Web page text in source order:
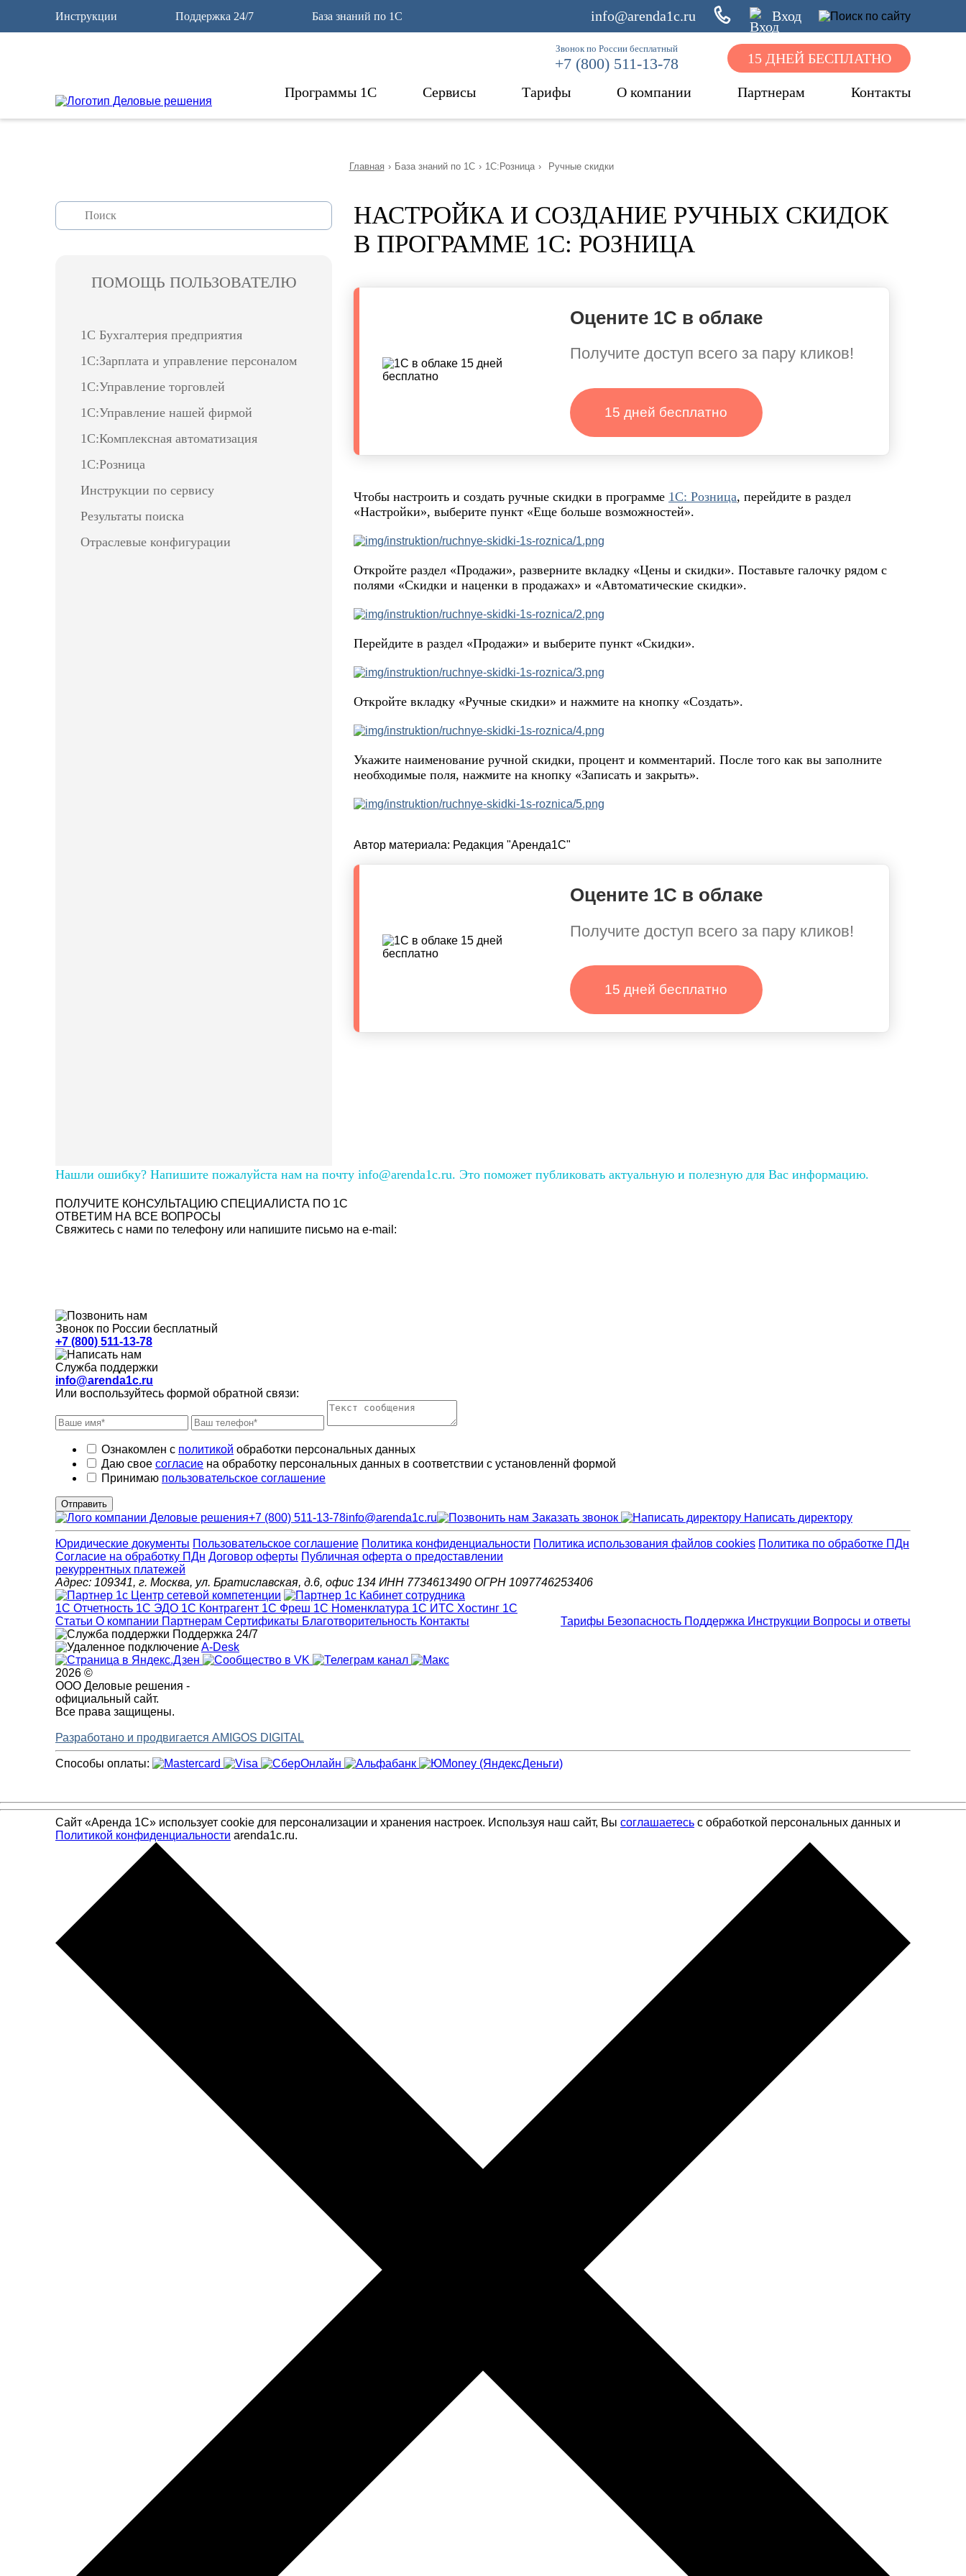
Инструкции Поддержка 24/7 База знаний по 1С info@arenda1c.ru Вход
Звонок по России бесплатный
+7 (800) 511-13-78 15 ДНЕЙ БЕСПЛАТНО
Программы 1С Сервисы Тарифы О компании Партнерам Контакты
Главная › База знаний по 1С › 1С:Розница › Ручные скидки
ПОМОЩЬ ПОЛЬЗОВАТЕЛЮ
1С Бухгалтерия предприятия
1С:Зарплата и управление персоналом
1С:Управление торговлей
1С:Управление нашей фирмой
1С:Комплексная автоматизация
1С:Розница
Инструкции по сервису
Результаты поиска
Отраслевые конфигурации
НАСТРОЙКА И СОЗДАНИЕ РУЧНЫХ СКИДОК
В ПРОГРАММЕ 1С: РОЗНИЦА
Оцените 1С в облаке
Получите доступ всего за пару кликов!
15 дней бесплатно
Чтобы настроить и создать ручные скидки в программе 1С: Розница, перейдите в раздел
«Настройки», выберите пункт «Еще больше возможностей».
Откройте раздел «Продажи», разверните вкладку «Цены и скидки». Поставьте галочку рядом с
полями «Скидки и наценки в продажах» и «Автоматические скидки».
Перейдите в раздел «Продажи» и выберите пункт «Скидки».
Откройте вкладку «Ручные скидки» и нажмите на кнопку «Создать».
Укажите наименование ручной скидки, процент и комментарий. После того как вы заполните
необходимые поля, нажмите на кнопку «Записать и закрыть».
Автор материала: Редакция "Аренда1С"
Оцените 1С в облаке
Получите доступ всего за пару кликов!
15 дней бесплатно
Нашли ошибку? Напишите пожалуйста нам на почту info@arenda1c.ru. Это поможет публиковать актуальную и полезную для Вас информацию.
ПОЛУЧИТЕ КОНСУЛЬТАЦИЮ СПЕЦИАЛИСТА ПО 1С
ОТВЕТИМ НА ВСЕ ВОПРОСЫ
Свяжитесь с нами по телефону или напишите письмо на e-mail:
Звонок по России бесплатный
+7 (800) 511-13-78
Служба поддержки
info@arenda1c.ru
Или воспользуйтесь формой обратной связи:
Ознакомлен с политикой обработки персональных данных
Даю свое согласие на обработку персональных данных в соответствии с установленнй формой
Принимаю пользовательское соглашение
Отправить
+7 (800) 511-13-78info@arenda1c.ru Заказать звонок Написать директору
Юридические документы Пользовательское соглашение Политика конфиденциальности Политика использования файлов cookies Политика по обработке ПДн
Cогласие на обработку ПДн Договор оферты Публичная оферта о предоставлении
рекуррентных платежей
Адрес: 109341, г. Москва, ул. Братиславская, д.6, офис 134 ИНН 7734613490 ОГРН 1097746253406
1С Отчетность 1С ЭДО 1С Контрагент 1С Фреш 1С Номенклатура 1С ИТС Хостинг 1С
Статьи О компании Партнерам Сертификаты Благотворительность Контакты Тарифы Безопасность Поддержка Инструкции Вопросы и ответы
Поддержка 24/7
A-Desk
2026 ©
ООО Деловые решения -
официальный сайт.
Все права защищены.
Разработано и продвигается AMIGOS DIGITAL
Способы оплаты:
Сайт «Аренда 1С» использует cookie для персонализации и хранения настроек. Используя наш сайт, Вы соглашаетесь с обработкой персональных данных и
Политикой конфиденциальности arenda1c.ru.